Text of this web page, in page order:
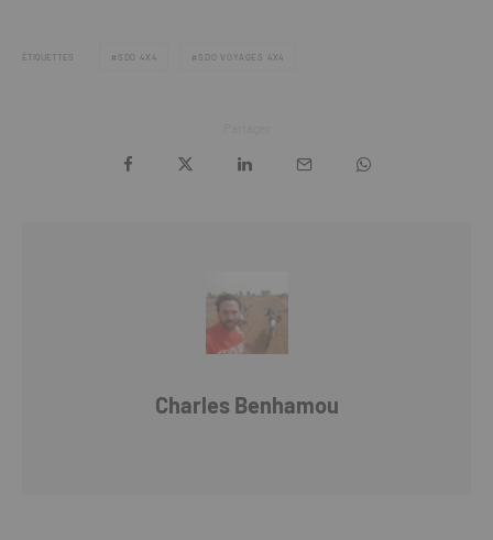
ÉTIQUETTES SDO 4X4 SDO VOYAGES 4X4
Charles Benhamou